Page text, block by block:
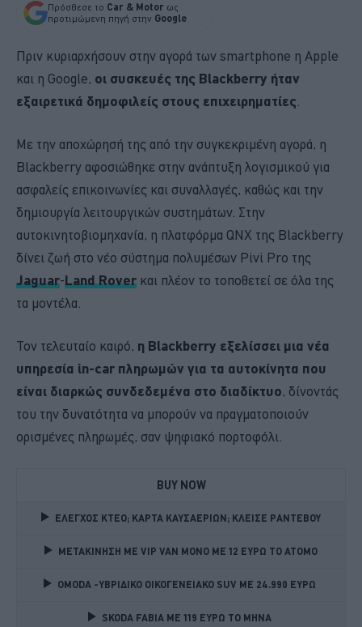
Πρόσθεσε το Car & Motor ως
προτιμώμενη πηγή στην Google
Πριν κυριαρχήσουν στην αγορά των smartphone η Apple
και η Google, οι συσκευές της Blackberry ήταν
εξαιρετικά δημοφιλείς στους επιχειρηματίες
Με την αποχώρησή της από την συγκεκριμένη αγορά, η
Blackberry αφοσιώθηκε στην ανάπτυξη λογισμικού για
ασφαλείς επικοινωνίες και συναλλαγές, καθώς και την
δημιουργία λειτουργικών συστημάτων. Στην
αυτοκινητοβιομηχανία, η πλατφόρμα QNX της Blackberry
δίνει ζωή στο νέο σύστημα πολυμέσων Pivi Pro της
Jaguar-Land Rover και πλέον το τοποθετεί σε όλα της
τα μοντέλα.
Τον τελευταίο καιρό, η Blackberry εξελίσσει μια νέα
υπηρεσία in-car πληρωμών για τα αυτοκίνητα που
είναι διαρκώς συνδεδεμένα στο διαδίκτυο, δίνοντάς
του την δυνατότητα να μπορούν να πραγματοποιούν
ορισμένες πληρωμές, σαν ψηφιακό πορτοφόλι.
BUY NOW
ΕΛΕΓΧΟΣ ΚΤΕΟ; ΚΑΡΤΑ ΚΑΥΣΑΕΡΙΩΝ; ΚΛΕΙΣΕ ΡΑΝΤΕΒΟΥ
ΜΕΤΑΚΙΝΗΣΗ ΜΕ VIP VAN ΜΟΝΟ ΜΕ 12 ΕΥΡΩ ΤΟ ΑΤΟΜΟ
OMODA -ΥΒΡΙΔΙΚΟ ΟΙΚΟΓΕΝΕΙΑΚΟ SUV ME 24.990 ΕΥΡΩ
SKODA FABIA ME 119 ΕΥΡΩ ΤΟ ΜΗΝΑ